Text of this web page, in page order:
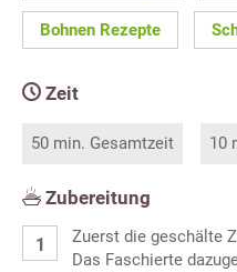
Bohnen Rezepte
Zeit
50 min. Gesamtzeit 10
Zubereitung
Zuerst die geschälte
Das Faschierte